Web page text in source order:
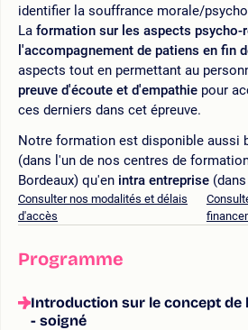
identifier la souffrance morale/
La formation sur les aspects psycho-
l'accompagnement de patiens en fin
aspects tout en permettant au
preuve d'écoute et d'empathie pour
ces derniers dans cet épreuve.
Notre formation est disponible aussi
(dans l'un de nos centres de
Bordeaux) qu'en intra entreprise
Consulter nos modalités et délais
d'accès
Programme
Introduction sur le concept de
- soigné